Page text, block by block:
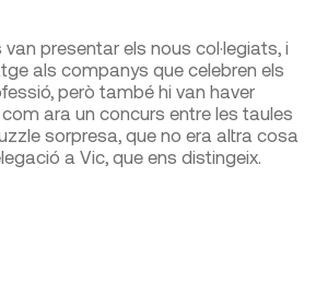
presentar els nous col·legiats, i
als companys que celebren els
però també hi van haver
ara un concurs entre les taules
sorpresa, que no era altra cosa
a Vic, que ens distingeix.